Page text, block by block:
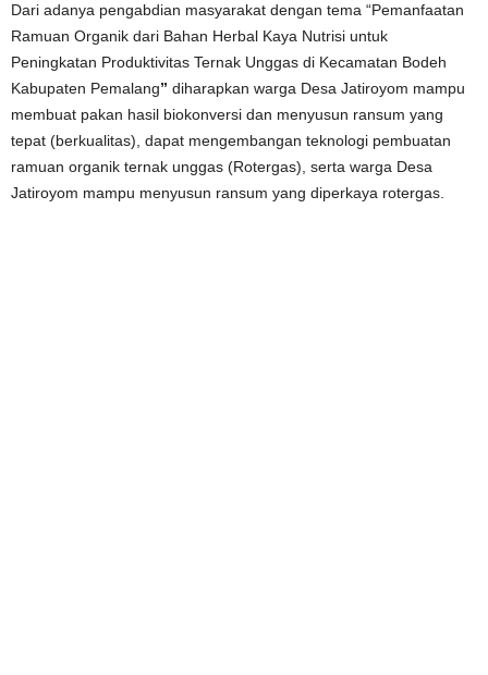
Dari adanya pengabdian masyarakat dengan tema “Pemanfaatan
Ramuan Organik dari Bahan Herbal Kaya Nutrisi untuk
Peningkatan Produktivitas Ternak Unggas di Kecamatan Bodeh
Kabupaten Pemalang” diharapkan warga Desa Jatiroyom mampu
membuat pakan hasil biokonversi dan menyusun ransum yang
tepat (berkualitas), dapat mengembangan teknologi pembuatan
ramuan organik ternak unggas (Rotergas), serta warga Desa
Jatiroyom mampu menyusun ransum yang diperkaya rotergas.